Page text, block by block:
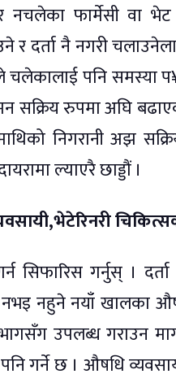
फार्मेसी वा
र दर्ता नै नगरी
पनि समस्या
सक्रिय रुपमा अघि
निगरानी अझ
ल्याएरै छाड्डौं ।
सिफारिस गर्नुस् ।
नभइ नहुने नयाँ खालका
उपलब्ध गराउन
गर्ने छ । औषधि